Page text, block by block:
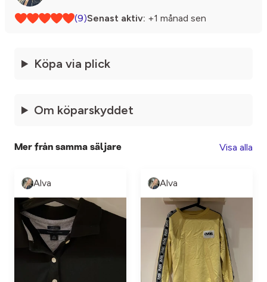
(9)Senast aktiv: +1 månad sen
Köpa via plick
Om köparskyddet
Mer från samma säljare Visa alla
Alva Alva